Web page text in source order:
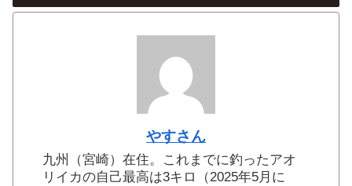
やすさん
九州（宮崎）在住。これまでに釣ったアオ
リイカの自己最高は3キロ（2025年5月に